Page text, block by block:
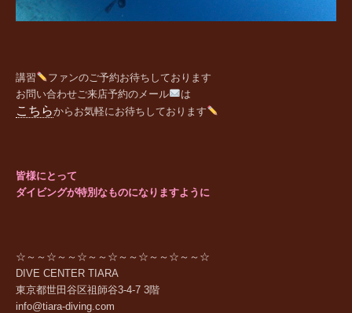
講習 ファンの ご予約お待ちしております
お問い合わせご来店予約のメール
は
こちらからお気軽にお待ちしております
皆様にとって
ダイビングが特別なものになりますように
☆～～☆～～☆～～☆～～☆～～☆～～☆
DIVE CENTER TIARA
東京都世田谷区祖師谷3-4-7 3階
info@tiara-diving.com